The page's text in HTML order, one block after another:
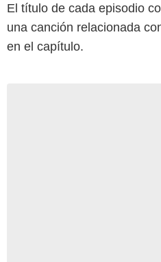
El título de cada episodio
una canción relacionada
en el capítulo.